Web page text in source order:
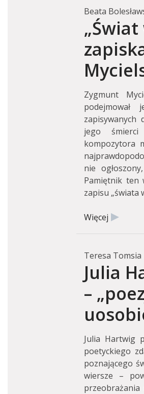
Beata
Zygmunt
zapisywanych
jego śmierci
kompozytora
nie
Pamiętnik ten
zapisu „świata
Więcej
Teresa Tomsia
Julia
–
Julia Hartwig
poetyckiego
poznającego
wiersze –
przeobrażania